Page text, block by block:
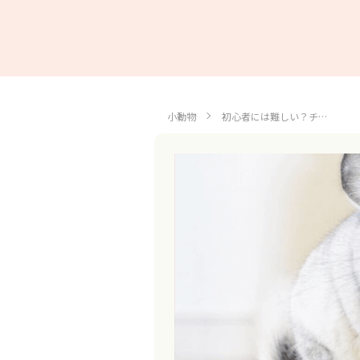
小動物 初心者には難しい？チ…